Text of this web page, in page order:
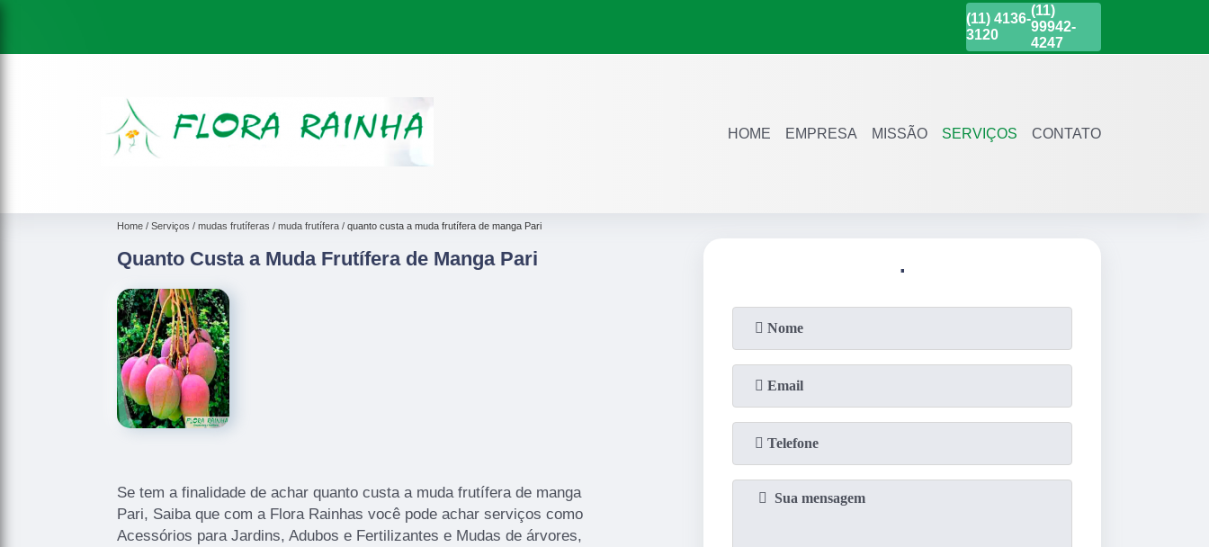
(11) 4136-
3120
(11)
99942-
4247
HOME EMPRESA MISSÃO SERVIÇOS CONTATO
Home Serviços mudas frutíferas muda frutífera quanto custa a muda frutífera de manga Pari
Quanto Custa a Muda Frutífera de Manga Pari
Se tem a finalidade de achar quanto custa a muda frutífera de manga
Pari, Saiba que com a Flora Rainhas você pode achar serviços como
Acessórios para Jardins, Adubos e Fertilizantes e Mudas de árvores,
.